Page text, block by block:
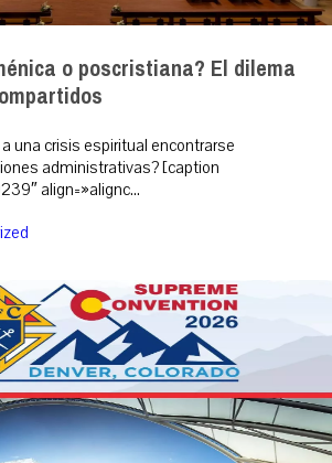
o poscristiana? El dilema
una crisis espiritual encontrarse
administrativas? [caption
align=»alignc...